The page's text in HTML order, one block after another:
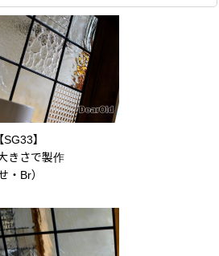
】
きさで製作
・Br）